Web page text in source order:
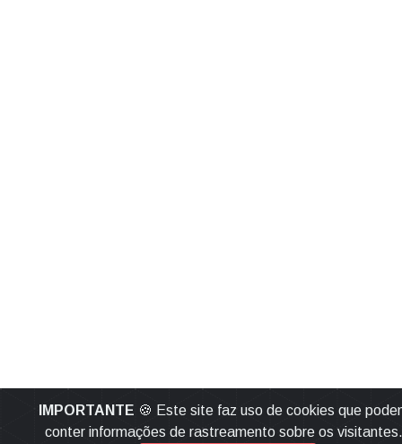
IMPORTANTE 🍪 Este site faz uso de cookies que
conter informações de rastreamento sobre os visitantes.